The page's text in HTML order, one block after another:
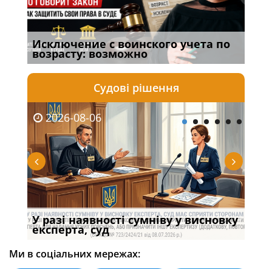
Исключение с воинского учета по
возрасту: возможно
Судові рішення
2026-08-06
У разі наявності сумніву у висновку
експерта, суд
Ми в соціальних мережах: